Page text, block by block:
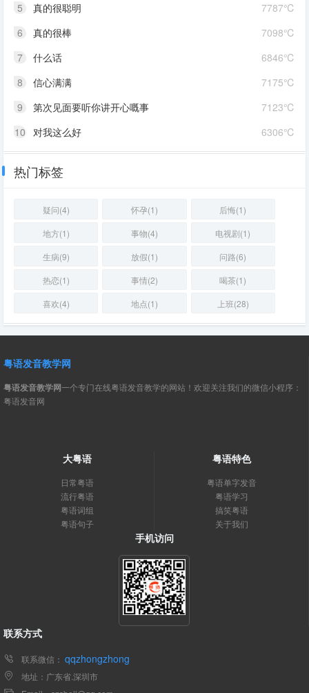
7787℃
5
真的很聪明
7098℃
6
真的很棒
6846℃
7
什么话
7175℃
8
信心满满
7123℃
9
第次见面要听你讲开心嘅事
6306℃
10 对我这么好
热门标签
疑问(4) 怀孕(1)
后悔(1)
地方(1)
事物(4)
电视剧(1)
生病(9)
放假(1)
问路(6)
热恋(1)
事情(2)
喝茶(1)
喜欢(4)
地点(1) 上班(28)
粤语发音教学网
粤语发音教学网一个专门在线粤语发音教学的网站！欢迎关注我们的微信小程序：
粤语发音网
大粤语
日常粤语
流行粤语
粤语词组
粤语句子
粤语特色
粤语单字发音
粤语学习
搞笑粤语
关于我们
手机访问
联系方式
联系微信： qqzhongzhong
地址：广东省.深圳市